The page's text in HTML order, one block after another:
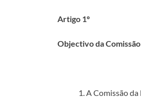
Artigo 1º
Objectivo da Comissão
A Comissão